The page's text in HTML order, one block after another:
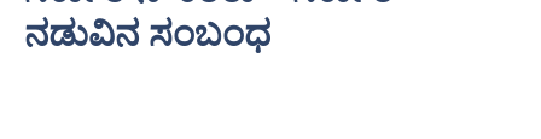
ನಡುವಿನ ಸಂಬಂಧ